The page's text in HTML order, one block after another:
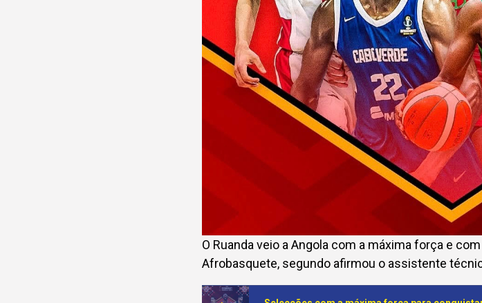
O Ruanda veio a Angola com a máxima força e
Afrobasquete, segundo afirmou o assistente